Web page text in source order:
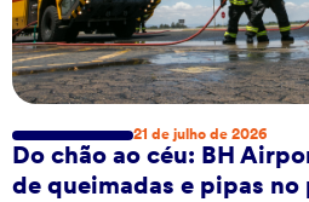
21 de julho de 2026
Do chão ao céu: BH
de queimadas e pipas no